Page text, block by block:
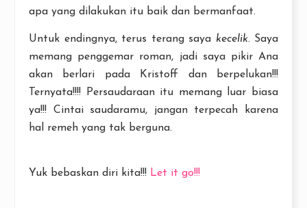
apa yang dilakukan itu baik dan bermanfaat.
Untuk endingnya, terus terang saya kecelik. Saya
memang penggemar roman, jadi saya pikir Ana
akan berlari pada Kristoff dan berpelukan!!!
Ternyata!!!! Persaudaraan itu memang luar biasa
ya!!! Cintai saudaramu, jangan terpecah karena
hal remeh yang tak berguna.
Yuk bebaskan diri kita!!! Let it go!!!